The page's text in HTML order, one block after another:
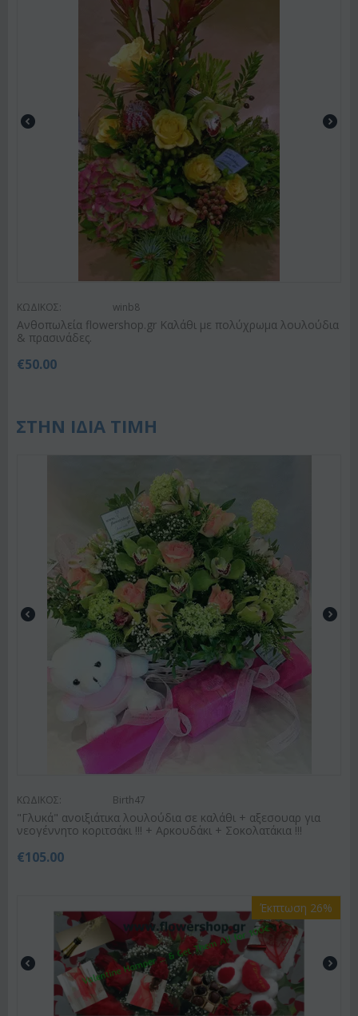
ΚΩΔΙΚΟΣ: winb8
Ανθοπωλεία flowershop.gr Καλάθι με πολύχρωμα λουλούδια
& πρασινάδες.
€50.00
ΣΤΗΝ ΙΔΙΑ ΤΙΜΗ
ΚΩΔΙΚΟΣ: Birth47
"Γλυκά" ανοιξιάτικα λουλούδια σε καλάθι + αξεσουαρ για
νεογέννητο κοριτσάκι !!! + Αρκουδάκι + Σοκολατάκια !!!
€105.00
Έκπτωση 26%